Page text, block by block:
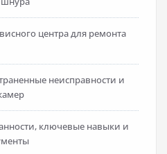
центра для ремонта
неисправности и
ключевые навыки и